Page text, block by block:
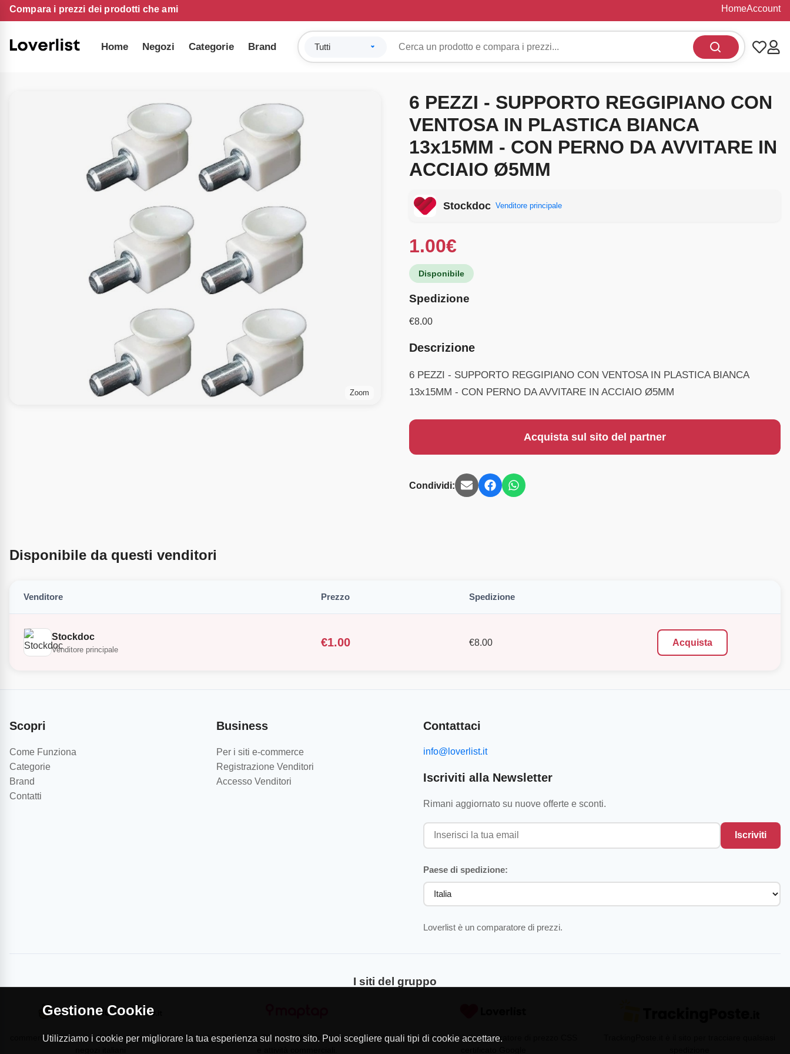
Compara i prezzi dei prodotti che ami HomeAccount
Home Negozi Categorie Brand
Zoom
6 PEZZI - SUPPORTO REGGIPIANO CON
VENTOSA IN PLASTICA BIANCA
13x15MM - CON PERNO DA AVVITARE IN
ACCIAIO Ø5MM
Stockdoc Venditore principale
1.00€
Disponibile
Spedizione
€8.00
Descrizione
6 PEZZI - SUPPORTO REGGIPIANO CON VENTOSA IN PLASTICA BIANCA
13x15MM - CON PERNO DA AVVITARE IN ACCIAIO Ø5MM
Acquista sul sito del partner
Condividi:
Disponibile da questi venditori
Venditore Prezzo Spedizione
Stockdoc
Venditore principale
€1.00 €8.00 Acquista
Scopri
Come Funziona
Categorie
Brand
Contatti
Business
Per i siti e-commerce
Registrazione Venditori
Accesso Venditori
Contattaci
info@loverlist.it
Iscriviti alla Newsletter
Rimani aggiornato su nuove offerte e sconti.
Iscriviti
Paese di spedizione:
Loverlist è un comparatore di prezzi.
I siti del gruppo
commercioVirtuoso.it è il Marketplace dei migliori
MapTap.it è la Directory di aziende professionisti
Loverlist.com è il comparatore di prezzo CSS
Gestione Cookie
Utilizziamo i cookie per migliorare la tua esperienza sul nostro sito. Puoi scegliere quali tipi di cookie accettare.